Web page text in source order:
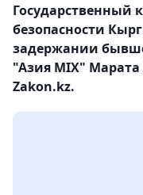
Государственный
безопасности
задержании
"Азия MIX"
Zakon.kz.